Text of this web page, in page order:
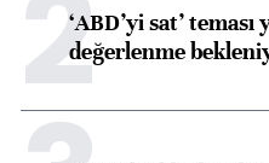
2‘ABD’yi sat’
değerlenme